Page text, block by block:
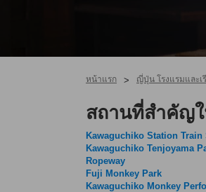
หน้าแรก > ญี่ปุ่น โรงแรมและเ
สถานที่สำคัญ
Kawaguchiko Station Train
Kawaguchiko Tenjoyama
Ropeway
Fuji Monkey Park
Kawaguchiko Monkey